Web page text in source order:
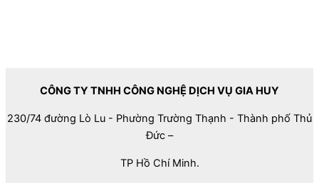
CÔNG TY TNHH CÔNG NGHỆ DỊCH VỤ GIA HUY
230/74 đường Lò Lu - Phường Trường Thạnh - Thành phố Thủ
Đức –
TP Hồ Chí Minh.